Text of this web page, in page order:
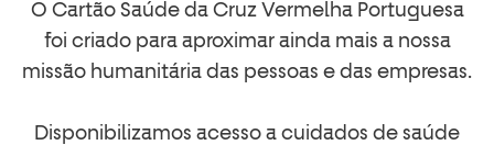
O Cartão Saúde da Cruz Vermelha Portuguesa
foi criado para aproximar ainda mais a nossa
missão humanitária das pessoas e das empresas.
Disponibilizamos acesso a cuidados de saúde